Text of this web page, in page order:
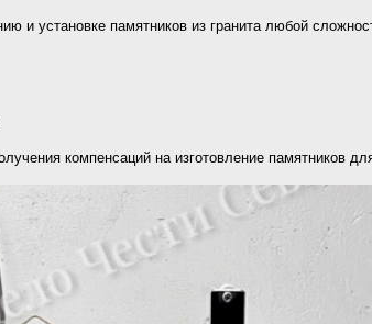
и установке памятников из гранита любой
компенсаций на изготовление памятников